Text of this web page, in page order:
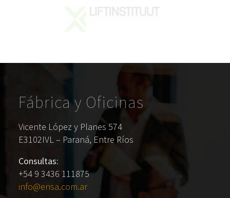
Fábrica y Oficinas
Vicente López y Planes 574
E3102IVL – Paraná, Entre Ríos
Consultas:
+54 9 3436 111875
info@ensa.com.ar